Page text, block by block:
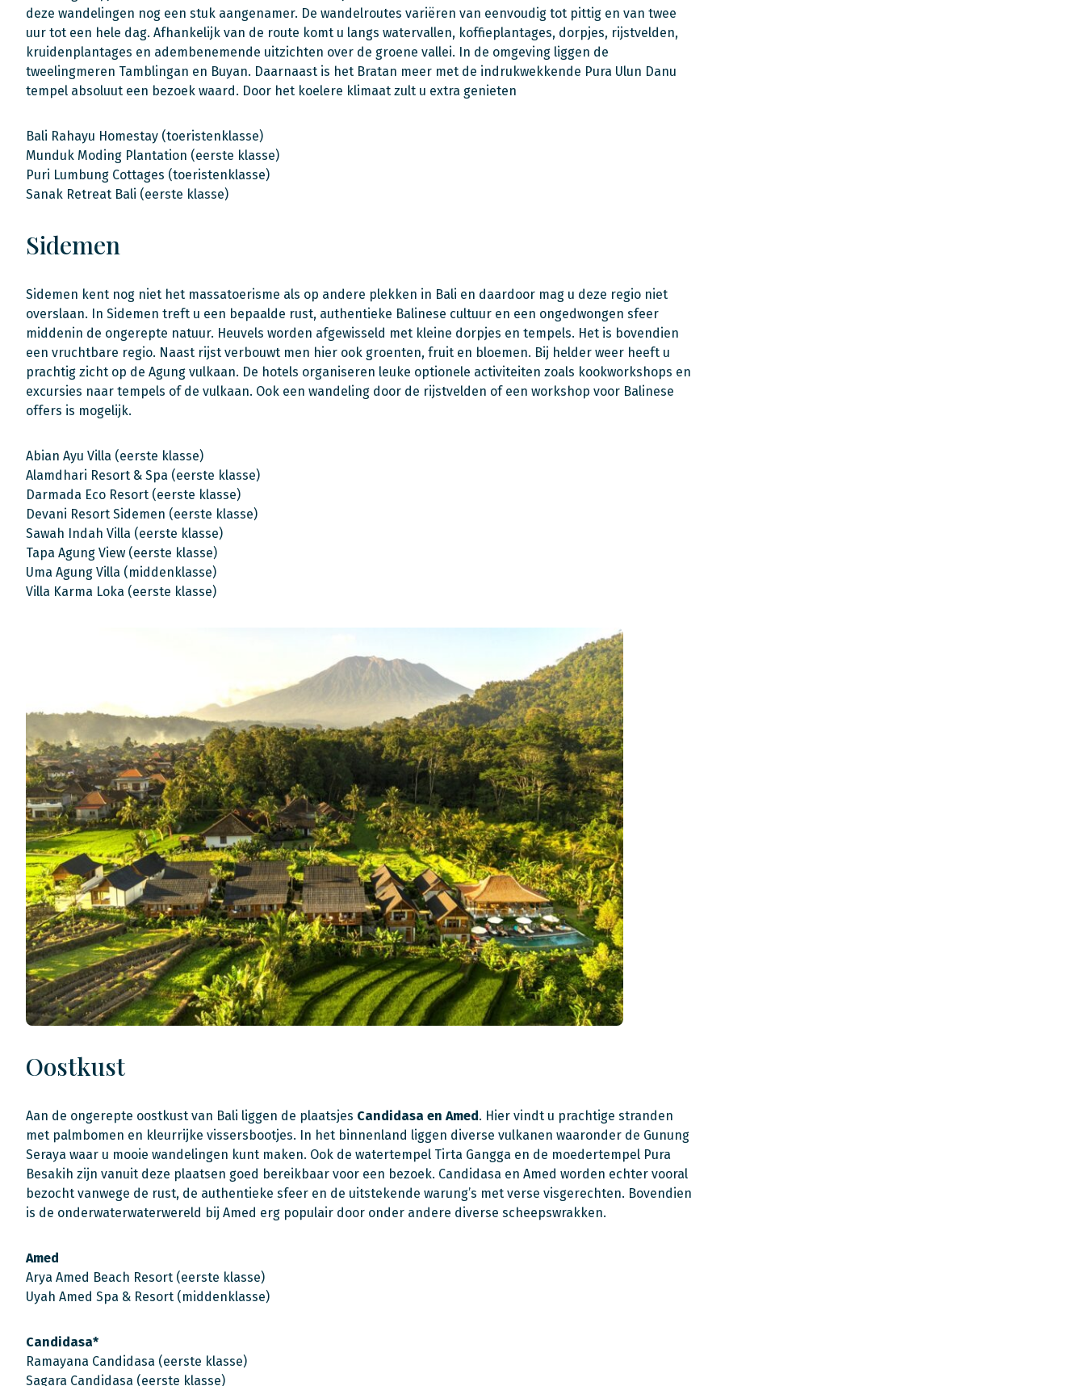
deze wandelingen nog een stuk aangenamer. De wandelroutes variëren van eenvoudig tot pittig en van twee
uur tot een hele dag. Afhankelijk van de route komt u langs watervallen, koffieplantages, dorpjes, rijstvelden,
kruidenplantages en adembenemende uitzichten over de groene vallei. In de omgeving liggen de
tweelingmeren Tamblingan en Buyan. Daarnaast is het Bratan meer met de indrukwekkende Pura Ulun Danu
tempel absoluut een bezoek waard. Door het koelere klimaat zult u extra genieten
Bali Rahayu Homestay (toeristenklasse)
Munduk Moding Plantation (eerste klasse)
Puri Lumbung Cottages (toeristenklasse)
Sanak Retreat Bali (eerste klasse)
Sidemen
Sidemen kent nog niet het massatoerisme als op andere plekken in Bali en daardoor mag u deze regio niet
overslaan. In Sidemen treft u een bepaalde rust, authentieke Balinese cultuur en een ongedwongen sfeer
middenin de ongerepte natuur. Heuvels worden afgewisseld met kleine dorpjes en tempels. Het is bovendien
een vruchtbare regio. Naast rijst verbouwt men hier ook groenten, fruit en bloemen. Bij helder weer heeft u
prachtig zicht op de Agung vulkaan. De hotels organiseren leuke optionele activiteiten zoals kookworkshops en
excursies naar tempels of de vulkaan. Ook een wandeling door de rijstvelden of een workshop voor Balinese
offers is mogelijk.
Abian Ayu Villa (eerste klasse)
Alamdhari Resort & Spa (eerste klasse)
Darmada Eco Resort (eerste klasse)
Devani Resort Sidemen (eerste klasse)
Sawah Indah Villa (eerste klasse)
Tapa Agung View (eerste klasse)
Uma Agung Villa (middenklasse)
Villa Karma Loka (eerste klasse)
Oostkust
Aan de ongerepte oostkust van Bali liggen de plaatsjes Candidasa en Amed . Hier vindt u prachtige stranden
met palmbomen en kleurrijke vissersbootjes. In het binnenland liggen diverse vulkanen waaronder de Gunung
Seraya waar u mooie wandelingen kunt maken. Ook de watertempel Tirta Gangga en de moedertempel Pura
Besakih zijn vanuit deze plaatsen goed bereikbaar voor een bezoek. Candidasa en Amed worden echter vooral
bezocht vanwege de rust, de authentieke sfeer en de uitstekende warung’s met verse visgerechten. Bovendien
is de onderwaterwaterwereld bij Amed erg populair door onder andere diverse scheepswrakken.
Amed
Arya Amed Beach Resort (eerste klasse)
Uyah Amed Spa & Resort (middenklasse)
Candidasa*
Ramayana Candidasa (eerste klasse)
Sagara Candidasa (eerste klasse)